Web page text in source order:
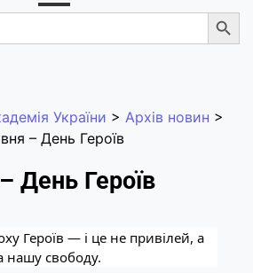
України > Архів новин >
– День Героїв
День Героїв
Героїв — і це не привілей, а
нашу свободу.